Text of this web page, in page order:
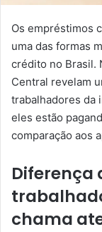
Os empréstimos
uma das formas
crédito no Brasil.
Central revelam
trabalhadores da
eles estão
comparação aos
Diferença
chama